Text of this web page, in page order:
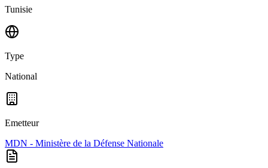
Tunisie
Type
National
Emetteur
MDN - Ministère de la Défense Nationale